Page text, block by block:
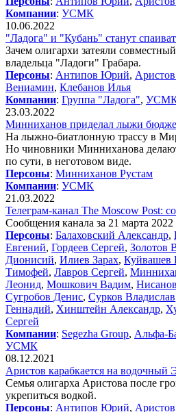
Компании: УСМК
10.06.2022
"Ладога" и "Кубань" станут
Зачем олигархи затеяли
владельца "Ладоги" Грабара.
Персоны: Антипов Юрий,
Вениамин, Клебанов Илья
Компании: Группа "Ладога",
23.03.2022
Минниханов приделал лыжи
На лыжно-биатлонную трассу в
Но чиновники Минниханова
по сути, в неготовом виде.
Персоны: Минниханов Рустам
Компании: УСМК
21.03.2022
Телеграм-канал The Moscow Post:
Сообщения канала за 21 марта 2022
Персоны: Балаховский Александр,
Евгений, Гордеев Сергей, Золотов
Дионисий, Илиев Зарах, Куйвашев
Тимофей, Лавров Сергей,
Леонид, Мошкович Вадим,
Сугробов Денис, Сурков Владислав
Геннадий, Хинштейн Александр,
Сергей
Компании: Segezha Group, Альфа-
УСМК
08.12.2021
Аристов карабкается на водочный
Семья олигарха Аристова после
укрепиться водкой.
Персоны: Антипов Юрий,